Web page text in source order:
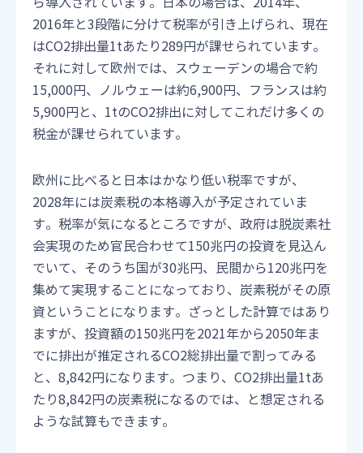
2016年と3段階に分けて税率が引き上げられ、現在
はCO2排出量1tあたり289円が課せられています。
それに対して欧州では、スウェーデンの場合で約
15,000円、ノルウェーは約6,900円、フランスは約
5,900円と、1tのCO2排出に対してこれだけ多くの
税金が課せられています。
欧州に比べると日本はかなり低い税率ですが、
2028年には炭素税の本格導入が予定されていま
す。税率が気になるところですが、政府は脱炭素社
会実現のため官民合わせて150兆円の投資を見込ん
でいて、そのうち国が30兆円、民間から120兆円を
集めて実現することになっており、炭素税がその原
資ということになります。ざっとした計算ではあり
ますが、投資額の150兆円を2021年から2050年ま
でに排出が推定されるCO2総排出量で割ってみる
と、8,842円になります。つまり、CO2排出量1tあ
たり8,842円の炭素税になるのでは、と想定される
ような試算もできます。